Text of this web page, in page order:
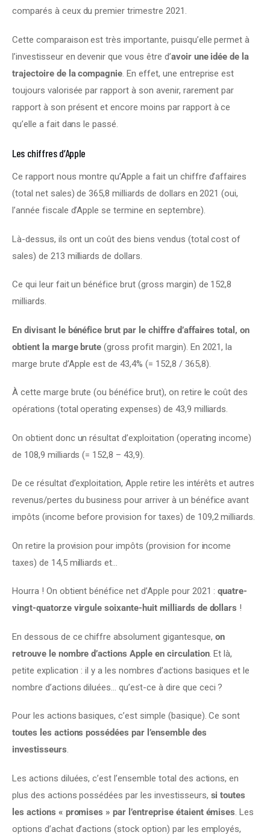
comparés à ceux du premier trimestre 2021.
Cette comparaison est très importante, puisqu’elle permet à
l’investisseur en devenir que vous être d’avoir une idée de la
trajectoire de la compagnie . En effet, une entreprise est
toujours valorisée par rapport à son avenir, rarement par
rapport à son présent et encore moins par rapport à ce
qu’elle a fait dans le passé.
Les chiffres d’Apple
Ce rapport nous montre qu’Apple a fait un chiffre d’affaires
(total net sales) de 365,8 milliards de dollars en 2021 (oui,
l’année fiscale d’Apple se termine en septembre).
Là-dessus, ils ont un coût des biens vendus (total cost of
sales) de 213 milliards de dollars.
Ce qui leur fait un bénéfice brut (gross margin) de 152,8
milliards.
En divisant le bénéfice brut par le chiffre d’affaires total, on
obtient la marge brute (gross profit margin). En 2021, la
marge brute d’Apple est de 43,4% (= 152,8 / 365,8).
À cette marge brute (ou bénéfice brut), on retire le coût des
opérations (total operating expenses) de 43,9 milliards.
On obtient donc un résultat d’exploitation (operating income)
de 108,9 milliards (= 152,8 – 43,9).
De ce résultat d’exploitation, Apple retire les intérêts et autres
revenus/pertes du business pour arriver à un bénéfice avant
impôts (income before provision for taxes) de 109,2 milliards.
On retire la provision pour impôts (provision for income
taxes) de 14,5 milliards et…
Hourra ! On obtient bénéfice net d’Apple pour 2021 : quatre-
vingt-quatorze virgule soixante-huit milliards de dollars !
En dessous de ce chiffre absolument gigantesque, on
retrouve le nombre d’actions Apple en circulation. Et là,
petite explication : il y a les nombres d’actions basiques et le
nombre d’actions diluées… qu’est-ce à dire que ceci ?
Pour les actions basiques, c’est simple (basique). Ce sont
toutes les actions possédées par l’ensemble des
investisseurs.
Les actions diluées, c’est l’ensemble total des actions, en
plus des actions possédées par les investisseurs, si toutes
les actions « promises » par l’entreprise étaient émises. Les
options d’achat d’actions (stock option) par les employés,